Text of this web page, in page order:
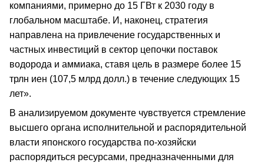
компаниями, примерно до 15 ГВт к 2030 году в
глобальном масштабе. И, наконец, стратегия
направлена на привлечение государственных и
частных инвестиций в сектор цепочки поставок
водорода и аммиака, ставя цель в размере более 15
трлн иен (107,5 млрд долл.) в течение следующих 15
лет».
В анализируемом документе чувствуется стремление
высшего органа исполнительной и распорядительной
власти японского государства по-хозяйски
распорядиться ресурсами, предназначенными для